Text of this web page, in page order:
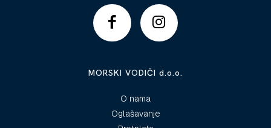
MORSKI VODIČI d.o.o.
O nama
Oglašavanje